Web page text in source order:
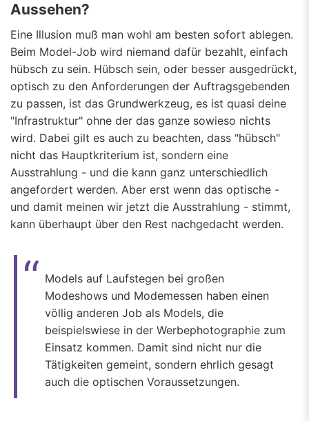
Aussehen?
Eine Illusion muß man wohl am besten sofort ablegen.
Beim Model-Job wird niemand dafür bezahlt, einfach
hübsch zu sein. Hübsch sein, oder besser ausgedrückt,
optisch zu den Anforderungen der Auftragsgebenden
zu passen, ist das Grundwerkzeug, es ist quasi deine
"Infrastruktur" ohne der das ganze sowieso nichts
wird. Dabei gilt es auch zu beachten, dass "hübsch"
nicht das Hauptkriterium ist, sondern eine
Ausstrahlung - und die kann ganz unterschiedlich
angefordert werden. Aber erst wenn das optische -
und damit meinen wir jetzt die Ausstrahlung - stimmt,
kann überhaupt über den Rest nachgedacht werden.
Models auf Laufstegen bei großen
Modeshows und Modemessen haben einen
völlig anderen Job als Models, die
beispielswiese in der Werbephotographie zum
Einsatz kommen. Damit sind nicht nur die
Tätigkeiten gemeint, sondern ehrlich gesagt
auch die optischen Voraussetzungen.